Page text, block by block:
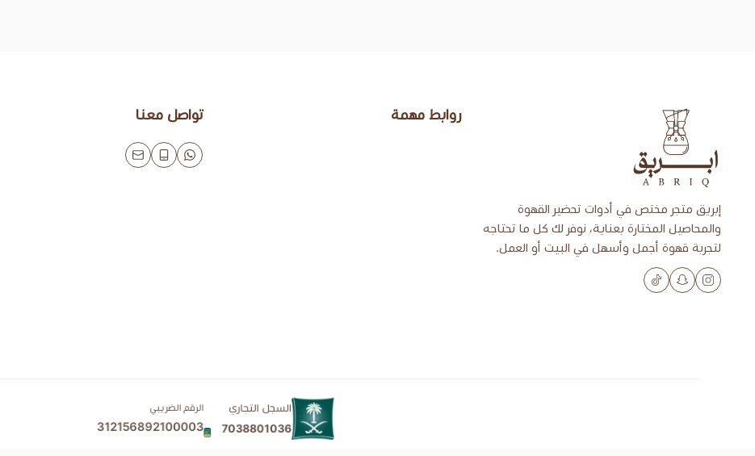
إبريق متجر مختص في أدوات تحضير القهوة
والمحاصيل المختارة بعناية، نوفر لك كل ما تحتاجه
لتجربة قهوة أجمل وأسهل في البيت أو العمل.
روابط مهمة تواصل معنا
السجل التجاري
7038801036
الرقم الضريبي
312156892100003